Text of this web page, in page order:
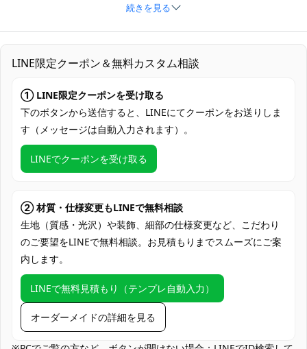
S、M、L、XL、XXL
素材
コスプレ専用生地
コート、インナー、スカート、チューブト
り、髪花飾り、カチューシャ、胸飾り
発送予定
加工に7～15営業日、配送に5～7営業日
（※土日祝除く）、合計で12～22営業日程
度でお届け
PayPal、銀行振込
使用場所
コミックマーケット（コミケ）、アニメ・
ゲーム系同人イベント、スタジオ撮影会、
ン仮装、ステージ・舞台出演、交流オフ
会、SNS用ポートレート撮影
コスプレ対象
コスプレ愛好家、アニメや漫画、ゲームフ
ァン、出演者
続きを見る
LINE限定クーポン＆無料カスタム相談
① LINE限定クーポンを受け取る
下のボタンから送信すると、LINEにてクーポンをお送りしま
す（メッセージは自動入力されます）。
LINEでクーポンを受け取る
② 材質・仕様変更もLINEで無料相談
生地（質感・光沢）や装飾、細部の仕様変更など、こだわり
のご要望をLINEで無料相談。お見積もりまでスムーズにご案
内します。
LINEで無料見積もり（テンプレ自動入力）
オーダーメイドの詳細を見る